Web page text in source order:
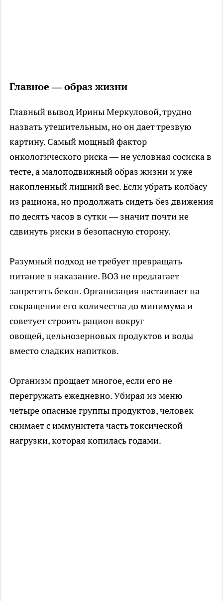
Главное — образ жизни
Главный вывод Ирины Меркуловой, трудно
назвать утешительным, но он дает трезвую
картину. Самый мощный фактор
онкологического риска — не условная сосиска в
тесте, а малоподвижный образ жизни и уже
накопленный лишний вес. Если убрать колбасу
из рациона, но продолжать сидеть без движения
по десять часов в сутки — значит почти не
сдвинуть риски в безопасную сторону.
Разумный подход не требует превращать
питание в наказание. ВОЗ не предлагает
запретить бекон. Организация настаивает на
сокращении его количества до минимума и
советует строить рацион вокруг
овощей, цельнозерновых продуктов и воды
вместо сладких напитков.
Организм прощает многое, если его не
перегружать ежедневно. Убирая из меню
четыре опасные группы продуктов, человек
снимает с иммунитета часть токсической
нагрузки, которая копилась годами.